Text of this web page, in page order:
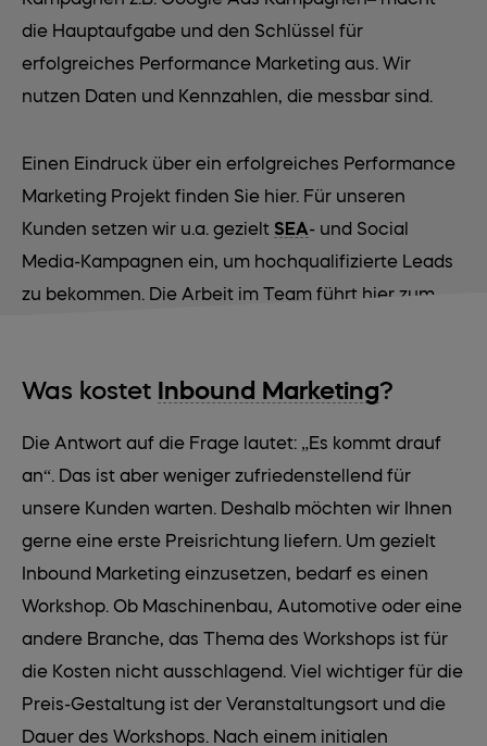
die Hauptaufgabe und den Schlüssel für
erfolgreiches Performance Marketing aus. Wir
nutzen Daten und Kennzahlen, die messbar sind.
Einen Eindruck über ein erfolgreiches Performance
Marketing Projekt finden Sie hier. Für unseren
Kunden setzen wir u.a. gezielt SEA- und Social
Media-Kampagnen ein, um hochqualifizierte Leads
zu bekommen. Die Arbeit im Team führt hier zum
Was kostet Inbound Marketing?
Die Antwort auf die Frage lautet: „Es kommt drauf
an“. Das ist aber weniger zufriedenstellend für
unsere Kunden warten. Deshalb möchten wir Ihnen
gerne eine erste Preisrichtung liefern. Um gezielt
Inbound Marketing einzusetzen, bedarf es einen
Workshop. Ob Maschinenbau, Automotive oder eine
andere Branche, das Thema des Workshops ist für
die Kosten nicht ausschlagend. Viel wichtiger für die
Preis-Gestaltung ist der Veranstaltungsort und die
Dauer des Workshops. Nach einem initialen